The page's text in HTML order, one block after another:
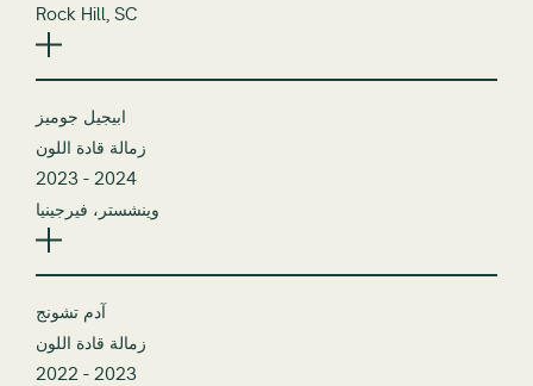
Rock Hill, SC
ابيجيل جوميز
زمالة قادة اللون
2023 - 2024
وينشستر، فيرجينيا
آدم تشونج
زمالة قادة اللون
2022 - 2023